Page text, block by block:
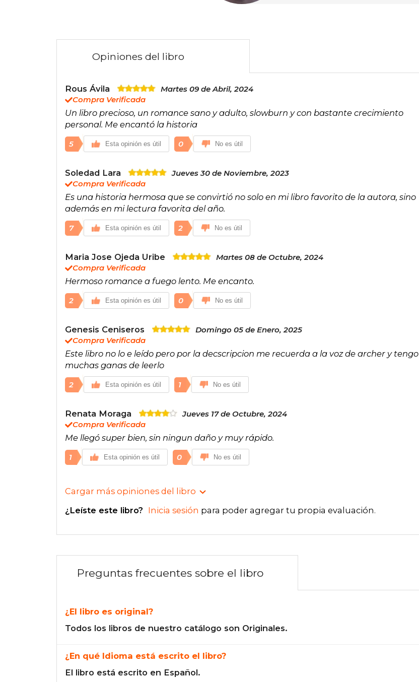
Opiniones del libro
Rous Ávila
Martes 09 de Abril, 2024
Compra Verificada
Un libro precioso, un romance sano y adulto, slowburn y con bastante crecimiento
personal. Me encantó la historia
5 Esta opinión es útil 0 No es útil
Soledad Lara
Jueves 30 de Noviembre, 2023
Compra Verificada
Es una historia hermosa que se convirtió no solo en mi libro favorito de la autora, sino
además en mi lectura favorita del año.
7 Esta opinión es útil 2 No es útil
Maria Jose Ojeda Uribe
Martes 08 de Octubre, 2024
Compra Verificada
Hermoso romance a fuego lento. Me encanto.
2 Esta opinión es útil 0 No es útil
Genesis Ceniseros
Domingo 05 de Enero, 2025
Compra Verificada
Este libro no lo e leído pero por la decscripcion me recuerda a la voz de archer y tengo
muchas ganas de leerlo
2 Esta opinión es útil 1 No es útil
Renata Moraga
Jueves 17 de Octubre, 2024
Compra Verificada
Me llegó super bien, sin ningun daño y muy rápido.
1 Esta opinión es útil 0 No es útil
Cargar más opiniones del libro
¿Leíste este libro? Inicia sesión para poder agregar tu propia evaluación.
Preguntas frecuentes sobre el libro
¿El libro es original?
Todos los libros de nuestro catálogo son Originales.
¿En qué Idioma está escrito el libro?
El libro está escrito en Español.